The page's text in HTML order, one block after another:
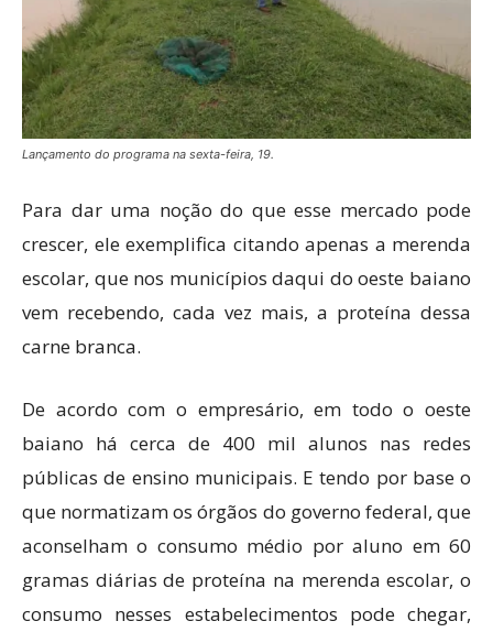
Lançamento do programa na sexta-feira, 19.
Para dar uma noção do que esse mercado pode
crescer, ele exemplifica citando apenas a merenda
escolar, que nos municípios daqui do oeste baiano
vem recebendo, cada vez mais, a proteína dessa
carne branca.
De acordo com o empresário, em todo o oeste
baiano há cerca de 400 mil alunos nas redes
públicas de ensino municipais. E tendo por base o
que normatizam os órgãos do governo federal, que
aconselham o consumo médio por aluno em 60
gramas diárias de proteína na merenda escolar, o
consumo nesses estabelecimentos pode chegar,